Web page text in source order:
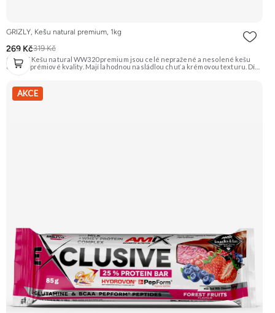
GRIZLY, Kešu natural premium, 1kg
269 Kč319 Kč
GRIZLY Kešu natural WW320 premium jsou celé nepražené a nesolené kešu
ořechy prémiové kvality. Mají lahodnou nasládlou chuť a krémovou texturu. Díky
Zengana, Kešu WW320, Natural Prémiová kvalita Výhodná cena Vyzkoušet
AKCE